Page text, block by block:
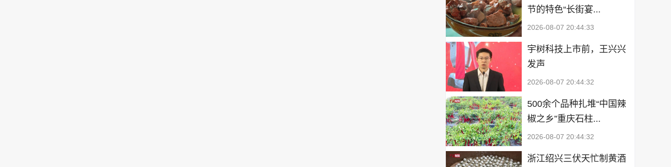
节的特色“长街宴...
2026-08-07 20:44:33
宇树科技上市前，王兴兴
发声
2026-08-07 20:44:32
500余个品种扎堆“中国辣
椒之乡”重庆石柱...
2026-08-07 20:44:32
浙江绍兴三伏天忙制黄酒